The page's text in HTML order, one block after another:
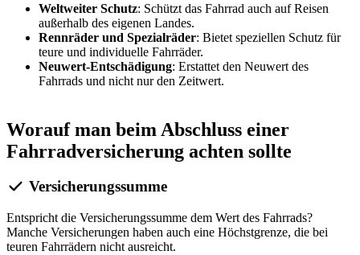
Weltweiter Schutz: Schützt das Fahrrad auch auf Reisen
außerhalb des eigenen Landes.
Rennräder und Spezialräder: Bietet speziellen Schutz für
teure und individuelle Fahrräder.
Neuwert-Entschädigung: Erstattet den Neuwert des
Fahrrads und nicht nur den Zeitwert.
Worauf man beim Abschluss einer
Fahrradversicherung achten sollte
Versicherungssumme
Entspricht die Versicherungssumme dem Wert des Fahrrads?
Manche Versicherungen haben auch eine Höchstgrenze, die bei
teuren Fahrrädern nicht ausreicht.